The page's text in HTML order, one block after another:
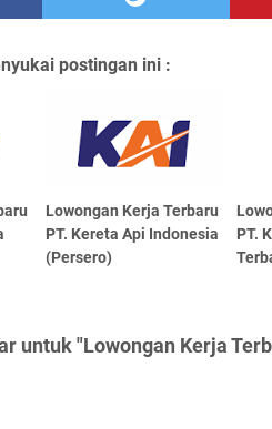
postingan ini :
Lowongan Kerja Terbaru
PT. Kereta Api Indonesia
(Persero)
PT.
untuk "Lowongan Kerja